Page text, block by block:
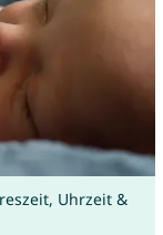
Uhrzeit &